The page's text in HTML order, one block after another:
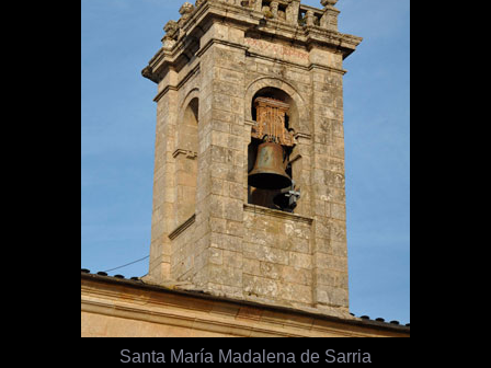
Santa María Madalena de Sarria